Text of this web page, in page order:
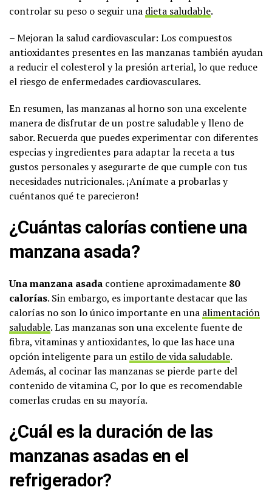
controlar su peso o seguir una dieta saludable.
– Mejoran la salud cardiovascular: Los compuestos
antioxidantes presentes en las manzanas también ayudan
a reducir el colesterol y la presión arterial, lo que reduce
el riesgo de enfermedades cardiovasculares.
En resumen, las manzanas al horno son una excelente
manera de disfrutar de un postre saludable y lleno de
sabor. Recuerda que puedes experimentar con diferentes
especias y ingredientes para adaptar la receta a tus
gustos personales y asegurarte de que cumple con tus
necesidades nutricionales. ¡Anímate a probarlas y
cuéntanos qué te parecieron!
¿Cuántas calorías contiene una
manzana asada?
Una manzana asada contiene aproximadamente 80
calorías. Sin embargo, es importante destacar que las
calorías no son lo único importante en una alimentación
saludable. Las manzanas son una excelente fuente de
fibra, vitaminas y antioxidantes, lo que las hace una
opción inteligente para un estilo de vida saludable.
Además, al cocinar las manzanas se pierde parte del
contenido de vitamina C, por lo que es recomendable
comerlas crudas en su mayoría.
¿Cuál es la duración de las
manzanas asadas en el
refrigerador?